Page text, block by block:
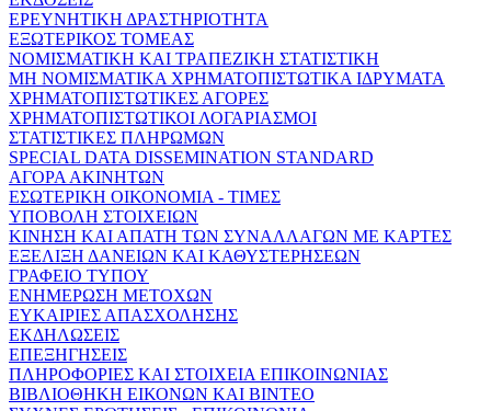
ΕΡΕΥΝΗΤΙΚΗ ΔΡΑΣΤΗΡΙΟΤΗΤΑ
ΕΞΩΤΕΡΙΚΟΣ ΤΟΜΕΑΣ
ΝΟΜΙΣΜΑΤΙΚΗ ΚΑΙ ΤΡΑΠΕΖΙΚΗ ΣΤΑΤΙΣΤΙΚΗ
ΜΗ ΝΟΜΙΣΜΑΤΙΚΑ ΧΡΗΜΑΤΟΠΙΣΤΩΤΙΚΑ ΙΔΡΥΜΑΤΑ
ΧΡΗΜΑΤΟΠΙΣΤΩΤΙΚΕΣ ΑΓΟΡΕΣ
ΧΡΗΜΑΤΟΠΙΣΤΩΤΙΚΟΙ ΛΟΓΑΡΙΑΣΜΟΙ
ΣΤΑΤΙΣΤΙΚΕΣ ΠΛΗΡΩΜΩΝ
SPECIAL DATA DISSEMINATION STANDARD
ΑΓΟΡΑ ΑΚΙΝΗΤΩΝ
ΕΣΩΤΕΡΙΚΗ ΟΙΚΟΝΟΜΙΑ - ΤΙΜΕΣ
ΥΠΟΒΟΛΗ ΣΤΟΙΧΕΙΩΝ
ΚΙΝΗΣΗ ΚΑΙ ΑΠΑΤΗ ΤΩΝ ΣΥΝΑΛΛΑΓΩΝ ΜΕ ΚΑΡΤΕΣ
ΕΞΕΛΙΞΗ ΔΑΝΕΙΩΝ ΚΑΙ ΚΑΘΥΣΤΕΡΗΣΕΩΝ
ΓΡΑΦΕΙΟ ΤΥΠΟΥ
ΕΝΗΜΕΡΩΣΗ ΜΕΤΟΧΩΝ
ΕΥΚΑΙΡΙΕΣ ΑΠΑΣΧΟΛΗΣΗΣ
ΕΚΔΗΛΩΣΕΙΣ
ΕΠΕΞΗΓΗΣΕΙΣ
ΠΛΗΡΟΦΟΡΙΕΣ ΚΑΙ ΣΤΟΙΧΕΙΑ ΕΠΙΚΟΙΝΩΝΙΑΣ
ΒΙΒΛΙΟΘΗΚΗ ΕΙΚΟΝΩΝ ΚΑΙ ΒΙΝΤΕΟ